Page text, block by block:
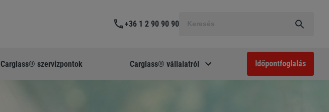
+36 1 2 90 90 90a
Carglass® szervizpontok Carglass® vállalatról Időpontfoglalás